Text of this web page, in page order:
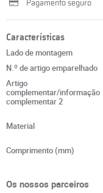
Pagamento seguro
Características
Lado de montagem
N.º de artigo emparelhado
Artigo
complementar/informação
complementar 2
Material
Comprimento (mm)
Os nossos parceiros